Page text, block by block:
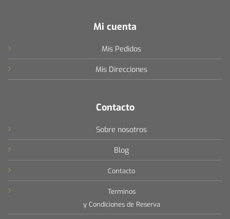
Mi cuenta
Mis Pedidos
Mis Direcciones
Contacto
Sobre nosotros
Blog
Contacto
Terminos
y Condiciones de Reserva